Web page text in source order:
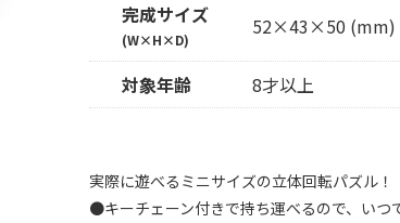
完成サイズ
(W×H×D)
52×43×50 (mm)
対象年齢 8才以上
実際に遊べるミニサイズの立体回転パズル！
●キーチェーン付きで持ち運べるので、いつ